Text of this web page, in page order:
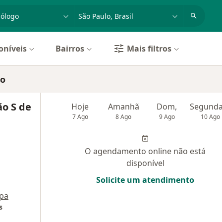
doença ou nome
Bairros Mais filtros
S de Hoje
7 Ago
Amanhã
8 Ago
Dom,
9 Ago 10 Ago
O agendamento online não está
disponível
Solicite um atendimento